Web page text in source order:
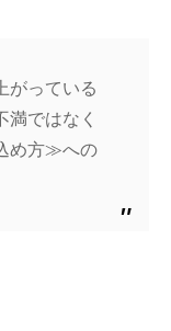
がっている
満ではなく
め方≫への